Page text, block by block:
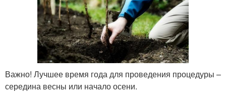
Важно! Лучшее время года для проведения процедуры –
середина весны или начало осени.